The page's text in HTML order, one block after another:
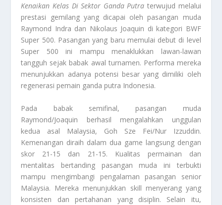
Kenaikan Kelas Di Sektor Ganda Putra terwujud melalui
prestasi gemilang yang dicapai oleh pasangan muda
Raymond Indra dan Nikolaus Joaquin di kategori BWF
Super 500. Pasangan yang baru memulai debut di level
Super 500 ini mampu menaklukkan lawan-lawan
tangguh sejak babak awal turnamen. Performa mereka
menunjukkan adanya potensi besar yang dimiliki oleh
regenerasi pemain ganda putra Indonesia.
Pada babak semifinal, pasangan muda
Raymond/Joaquin berhasil mengalahkan unggulan
kedua asal Malaysia, Goh Sze Fei/Nur Izzuddin.
Kemenangan diraih dalam dua game langsung dengan
skor 21-15 dan 21-15. Kualitas permainan dan
mentalitas bertanding pasangan muda ini terbukti
mampu mengimbangi pengalaman pasangan senior
Malaysia. Mereka menunjukkan skill menyerang yang
konsisten dan pertahanan yang disiplin. Selain itu,